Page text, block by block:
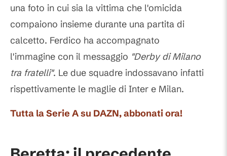
una foto in cui sia la vittima che l'omicida
compaiono insieme durante una partita di
calcetto. Ferdico ha accompagnato
l'immagine con il messaggio "Derby di Milano
tra fratelli". Le due squadre indossavano infatti
rispettivamente le maglie di Inter e Milan.
Tutta la Serie A su DAZN, abbonati ora!